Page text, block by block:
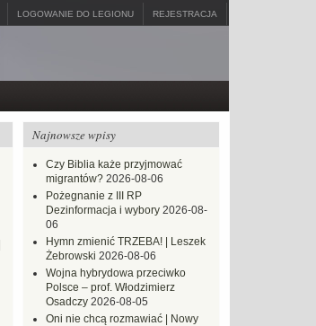
LOGOWANIE DO LEGIONU REJESTRACJA
Najnowsze wpisy
Czy Biblia każe przyjmować
migrantów? 2026-08-06
Pożegnanie z III RP
Dezinformacja i wybory 2026-08-
06
Hymn zmienić TRZEBA! | Leszek
Żebrowski 2026-08-06
Wojna hybrydowa przeciwko
Polsce – prof. Włodzimierz
Osadczy 2026-08-05
Oni nie chcą rozmawiać | Nowy